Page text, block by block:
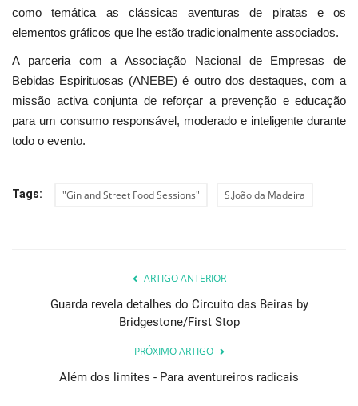
como temática as clássicas aventuras de piratas e os
elementos gráficos que lhe estão tradicionalmente associados.
A parceria com a Associação Nacional de Empresas de
Bebidas Espirituosas (ANEBE) é outro dos destaques, com a
missão activa conjunta de reforçar a prevenção e educação
para um consumo responsável, moderado e inteligente durante
todo o evento.
Tags: "Gin and Street Food Sessions" S.João da Madeira
ARTIGO ANTERIOR
Guarda revela detalhes do Circuito das Beiras by
Bridgestone/First Stop
PRÓXIMO ARTIGO
Além dos limites - Para aventureiros radicais